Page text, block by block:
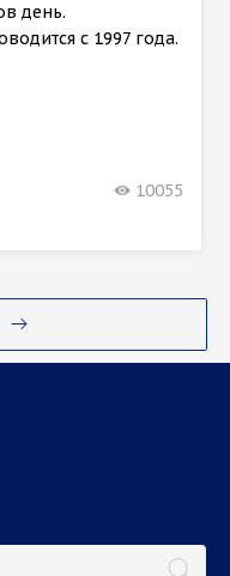
день.
с 1997 года.
10055